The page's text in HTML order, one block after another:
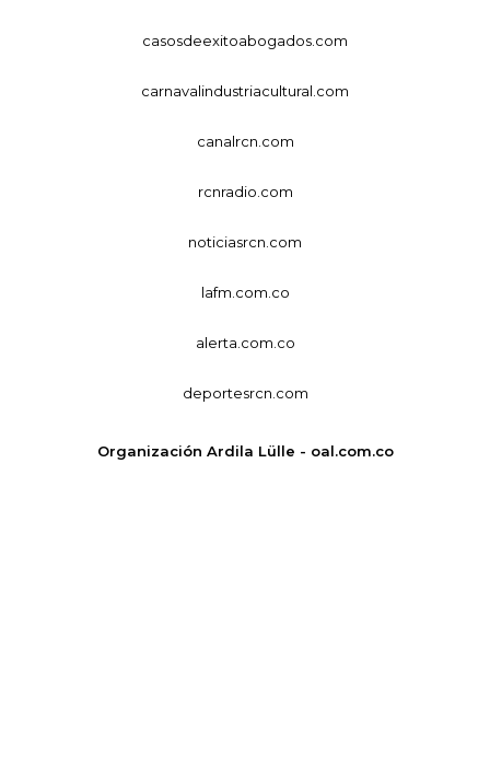
casosdeexitoabogados.com
carnavalindustriacultural.com
canalrcn.com
rcnradio.com
noticiasrcn.com
lafm.com.co
alerta.com.co
deportesrcn.com
Organización Ardila Lülle - oal.com.co